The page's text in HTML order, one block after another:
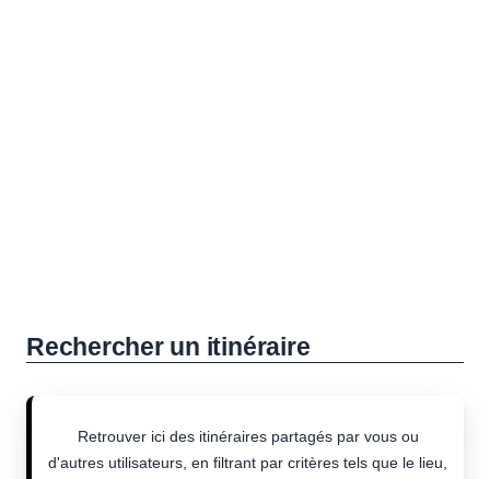
Rechercher un itinéraire
Retrouver ici des itinéraires partagés par vous ou
d'autres utilisateurs, en filtrant par critères tels que le lieu,